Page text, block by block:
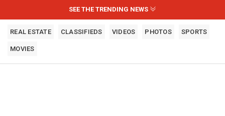
SEE THE TRENDING NEWS
REAL ESTATE CLASSIFIEDS VIDEOS PHOTOS SPORTS
MOVIES